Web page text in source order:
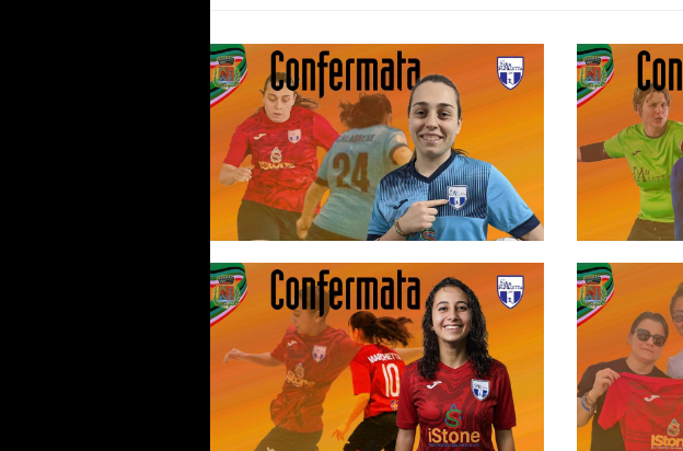
#futsalmercato, Team Scaletta
avanti con i rinnovi: c'è anche
Calabrese
rimette
Team